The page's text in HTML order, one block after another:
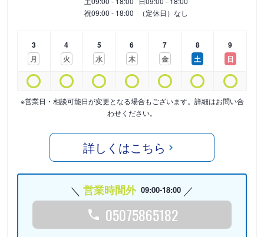
祝09:00 - 18:00 （定休日）なし
3
月
4
火
5
水
6
木
7
金
8
土
9
日
※営業日・相談可能日が変更となる場合もございます。詳細はお問い合
わせください。
詳しくはこちら
営業時間外 09:00-18:00
05075865182